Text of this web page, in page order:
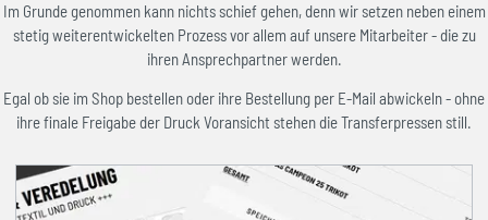
Im Grunde genommen kann nichts schief gehen, denn wir setzen neben einem
stetig weiterentwickelten Prozess vor allem auf unsere Mitarbeiter - die zu
ihren Ansprechpartner werden.
Egal ob sie im Shop bestellen oder ihre Bestellung per E-Mail abwickeln - ohne
ihre finale Freigabe der Druck Voransicht stehen die Transferpressen still.